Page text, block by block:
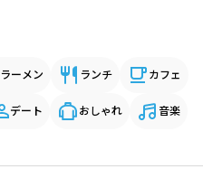
ラーメン ランチ カフェ
デート おしゃれ 音楽